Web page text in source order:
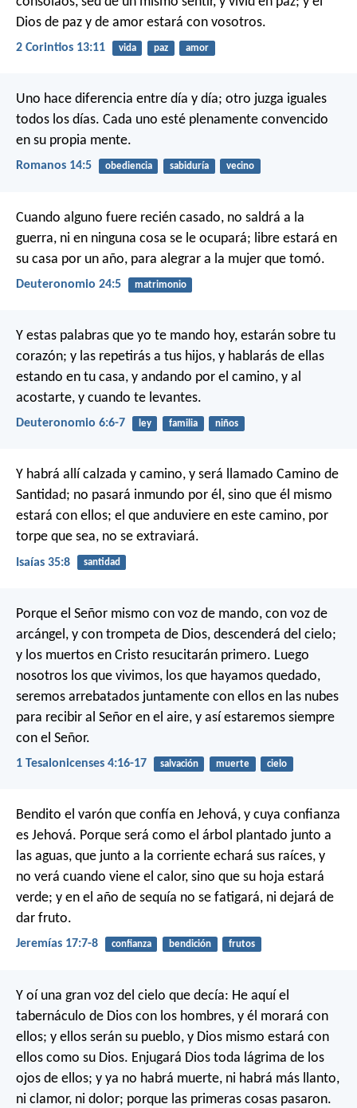
Dios de paz y de amor estará con vosotros.
2 Corintios 13:11 vida paz amor
Uno hace diferencia entre día y día; otro juzga iguales
todos los días. Cada uno esté plenamente convencido
en su propia mente.
Romanos 14:5 obediencia sabiduría vecino
Cuando alguno fuere recién casado, no saldrá a la
guerra, ni en ninguna cosa se le ocupará; libre estará en
su casa por un año, para alegrar a la mujer que tomó.
Deuteronomio 24:5 matrimonio
Y estas palabras que yo te mando hoy, estarán sobre tu
corazón; y las repetirás a tus hijos, y hablarás de ellas
estando en tu casa, y andando por el camino, y al
acostarte, y cuando te levantes.
Deuteronomio 6:6-7 ley familia niños
Y habrá allí calzada y camino, y será llamado Camino de
Santidad; no pasará inmundo por él, sino que él mismo
estará con ellos; el que anduviere en este camino, por
torpe que sea, no se extraviará.
Isaías 35:8 santidad
Porque el Señor mismo con voz de mando, con voz de
arcángel, y con trompeta de Dios, descenderá del cielo;
y los muertos en Cristo resucitarán primero. Luego
nosotros los que vivimos, los que hayamos quedado,
seremos arrebatados juntamente con ellos en las nubes
para recibir al Señor en el aire, y así estaremos siempre
con el Señor.
1 Tesalonicenses 4:16-17 salvación muerte cielo
Bendito el varón que confía en Jehová, y cuya confianza
es Jehová. Porque será como el árbol plantado junto a
las aguas, que junto a la corriente echará sus raíces, y
no verá cuando viene el calor, sino que su hoja estará
verde; y en el año de sequía no se fatigará, ni dejará de
dar fruto.
Jeremías 17:7-8 confianza bendición frutos
Y oí una gran voz del cielo que decía: He aquí el
tabernáculo de Dios con los hombres, y él morará con
ellos; y ellos serán su pueblo, y Dios mismo estará con
ellos como su Dios. Enjugará Dios toda lágrima de los
ojos de ellos; y ya no habrá muerte, ni habrá más llanto,
ni clamor, ni dolor; porque las primeras cosas pasaron.